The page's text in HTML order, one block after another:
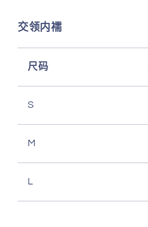
交领内襦
尺码
S
M
L